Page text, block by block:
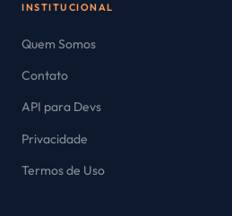
INSTITUCIONAL
Quem Somos
Contato
API para Devs
Privacidade
Termos de Uso